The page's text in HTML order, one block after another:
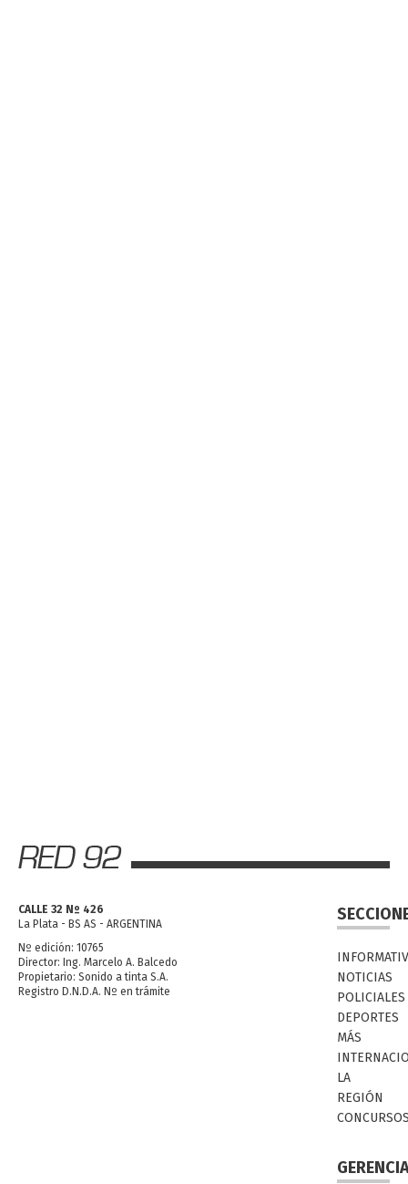
CALLE 32 Nº 426
La Plata - BS AS - ARGENTINA
Nº edición: 10765
Director: Ing. Marcelo A. Balcedo
Propietario: Sonido a tinta S.A.
Registro D.N.D.A. Nº en trámite
NOTICIAS
POLICIALES
DEPORTES
MÁS
LA
REGIÓN